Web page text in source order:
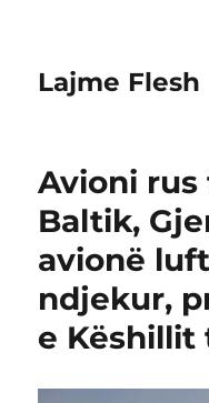
Lajme Flesh
Avioni
Baltik,
avionë
ndjekur,
e Këshillit